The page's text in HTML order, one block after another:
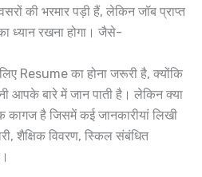
की भरमार पड़ी हैं, लेकिन जॉब प्राप्त
ध्यान रखना होगा। जैसे-
Resume का होना जरूरी है, क्योंकि
आपके बारे में जान पाती है। लेकिन क्या
है जिसमें कई जानकारीयां लिखी
शैक्षिक विवरण, स्किल संबंधित